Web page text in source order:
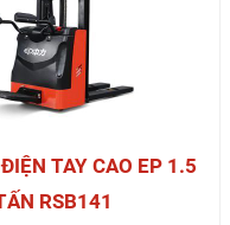
TAY CAO EP 1.5
RSB141